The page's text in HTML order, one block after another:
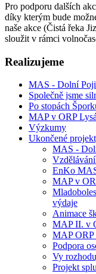
Pro podporu dalších
díky kterým bude
naše akce (Čistá řeka
sloužit v rámci
Realizujeme
MAS - Dolní
Společně jsme
Po stopách
MAP v ORP Lysá
Výzkumy
Ukončené
MAS -
EnKo
MAP v
výdaje
Animace
MAP II. v
MAP ORP
Podpora
Vy
Projekt